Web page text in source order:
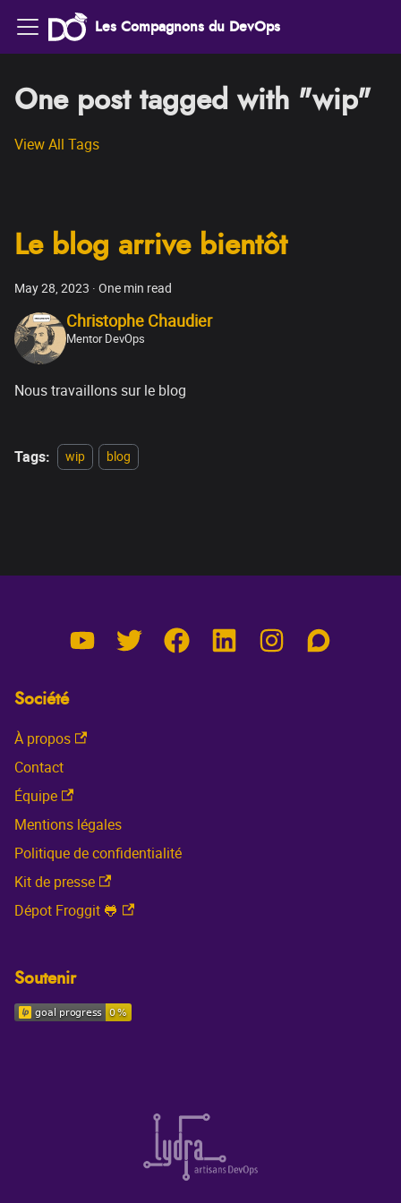
Les Compagnons du DevOps
One post tagged with "wip"
View All Tags
Le blog arrive bientôt
May 28, 2023 · One min read
Christophe Chaudier
Mentor DevOps
Nous travaillons sur le blog
Tags: wip blog
Société
À propos
Contact
Équipe
Mentions légales
Politique de confidentialité
Kit de presse
Dépot Froggit 🐸
Soutenir